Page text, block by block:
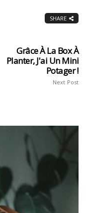
SHARE
Grâce À La Box À
Planter, J'ai Un Mini
Potager !
Next Post